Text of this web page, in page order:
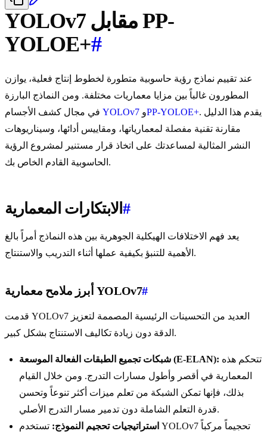
YOLOv7 مقابل PP-
YOLOE+#
عند تقييم نماذج رؤية حاسوبية متطورة لخطوط إنتاج فعلية، يوازن
المطورون غالباً بين مزايا معماريات مختلفة. ومن النماذج البارزة
YOLOv7 وPP-YOLOE+. يقدم هذا الدليل
مقارنة تقنية مفصلة لمعمارياتها، ومقاييس أدائها، وسيناريوهات
النشر المثالية لمساعدتك على اتخاذ قرار مستنير لمشروع الرؤية
الحاسوبية القادم الخاص بك.
الابتكارات المعمارية #
يعد فهم الاختلافات الهيكلية الجوهرية بين هذه النماذج أمراً بالغ
الأهمية للتنبؤ بكيفية عملها أثناء التدريب والاستنتاج.
أبرز ملامح معمارية YOLOv7#
قدمت YOLOv7 العديد من التحسينات الرئيسية المصممة لتعزيز
الدقة دون زيادة تكاليف الاستنتاج بشكل كبير.
شبكات تجميع الطبقات الفعالة الموسعة (E-ELAN):
المعمارية في أقصر وأطول مسارات التدرج. ومن خلال القيام
بذلك، فإنها تمكن الشبكة من تعلم ميزات أكثر تنوعاً وتحسن
قدرة التعلم الشاملة دون تدمير مسار التدرج الأصلي.
استراتيجيات تحجيم النموذج: تستخدم YOLOv7 تحجيماً مركباً